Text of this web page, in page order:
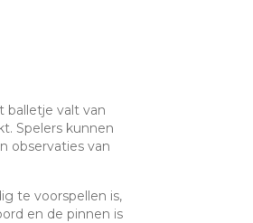
balletje valt van
Spelers kunnen
observaties van
te voorspellen is,
en de pinnen is